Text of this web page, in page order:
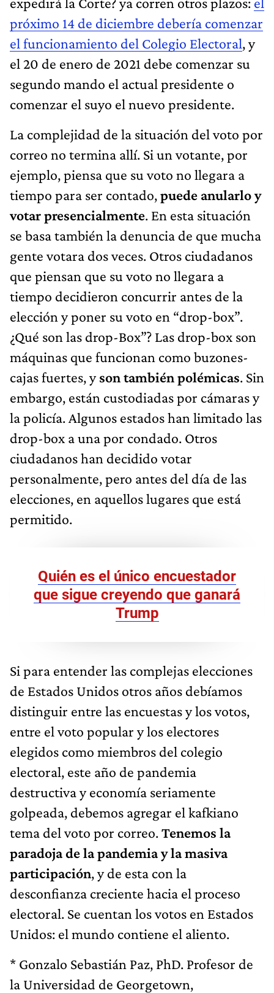
próximo 14 de diciembre debería comenzar
el funcionamiento del Colegio Electoral, y
el 20 de enero de 2021 debe comenzar su
segundo mando el actual presidente o
comenzar el suyo el nuevo presidente.
La complejidad de la situación del voto por
correo no termina allí. Si un votante, por
ejemplo, piensa que su voto no llegara a
tiempo para ser contado,puede anularlo y
votar presencialmente. En esta situación
se basa también la denuncia de que mucha
gente votara dos veces. Otros ciudadanos
que piensan que su voto no llegara a
tiempo decidieron concurrir antes de la
elección y poner su voto en “drop-box”.
¿Qué son las drop-Box”? Las drop-box son
máquinas que funcionan como buzones-
cajas fuertes, yson también polémicas. Sin
embargo, están custodiadas por cámaras y
la policía. Algunos estados han limitado las
drop-box a una por condado. Otros
ciudadanos han decidido votar
personalmente, pero antes del día de las
elecciones, en aquellos lugares que está
permitido.
Quién es el único encuestador
que sigue creyendo que ganará
Trump
Si para entender las complejas elecciones
de Estados Unidos otros años debíamos
distinguir entre las encuestas y los votos,
entre el voto popular y los electores
elegidos como miembros del colegio
electoral, este año de pandemia
destructiva y economía seriamente
golpeada, debemos agregar el kafkiano
tema del voto por correo.Tenemos la
paradoja de la pandemia y la masiva
participación, y de esta con la
desconfianza creciente hacia el proceso
electoral. Se cuentan los votos en Estados
Unidos: el mundo contiene el aliento.
* Gonzalo Sebastián Paz, PhD. Profesor de
la Universidad de Georgetown,